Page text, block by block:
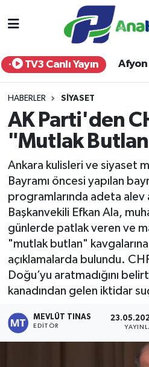
TV3 Canlı Yayın Afyon
HABERLER SIYASET
AK Parti'den
"Mutlak
Ankara kulisleri ve siyaset
Bayramı öncesi yapılan
programlarında adeta alev
Başkanvekili Efkan Ala,
günlerde patlak veren ve
"mutlak butlan"
açıklamalarda bulundu.
Doğu’yu aratmadığını
kanadından gelen iktidar
MEVLÜT TINAS
EDITÖR
Yurt Haber
Afyon Haber
Siyaset
Spor
Eğitim
Sağlık
Teknoloji
Kültür - Sanat
Yaşam
Afyonkarahisar Nöbetçi
Afyonkarahisar Hava
Afyonkarahisar Trafik
Süper Lig Puan Durumu
Tüm Manşetler
Son Dakika Haberleri
Haber Arşivi